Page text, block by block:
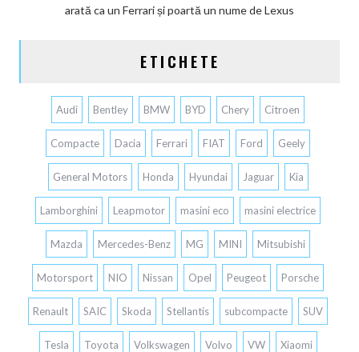
arată ca un Ferrari și poartă un nume de Lexus
ETICHETE
Audi Bentley BMW BYD Chery Citroen
Compacte Dacia Ferrari FIAT Ford Geely
General Motors Honda Hyundai Jaguar Kia
Lamborghini Leapmotor masini eco masini electrice
Mazda Mercedes-Benz MG MINI Mitsubishi
Motorsport NIO Nissan Opel Peugeot Porsche
Renault SAIC Skoda Stellantis subcompacte SUV
Tesla Toyota Volkswagen Volvo VW Xiaomi